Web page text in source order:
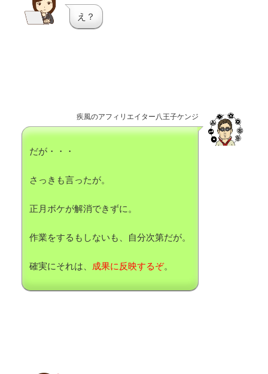
え？
疾風のアフィリエイター八王子ケンジ
だが・・・
さっきも言ったが。
正月ボケが解消できずに。
作業をするもしないも、自分次第だが。
確実にそれは、 成果に反映するぞ。